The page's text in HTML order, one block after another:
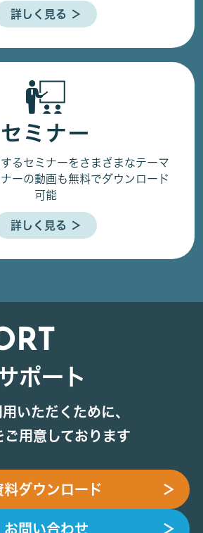
詳しく見る ＞
セミナー
るセミナーをさまざまなテーマ
ーの動画も無料でダウンロード
可能
詳しく見る ＞
ポート
いただくために、
ご用意しております
料ダウンロード ＞
お問い合わせ ＞